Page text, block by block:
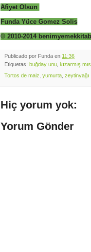
Afiyet Olsun
Funda Yüce Gomez Solis
© 2010-2014
Publicado por Funda en 11:36
Etiquetas: buğday unu kızarmış
Tortos de maiz yumurta zeytinyağı
Hiç yorum yok:
Yorum Gönder